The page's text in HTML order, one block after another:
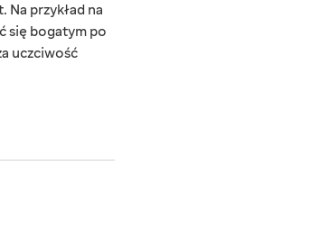
przykład na
się bogatym po
uczciwość